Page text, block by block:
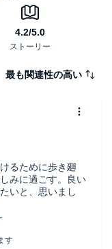
最も関連性の高い
るために歩き廻
みに過ごす。良い
いと、思いまし